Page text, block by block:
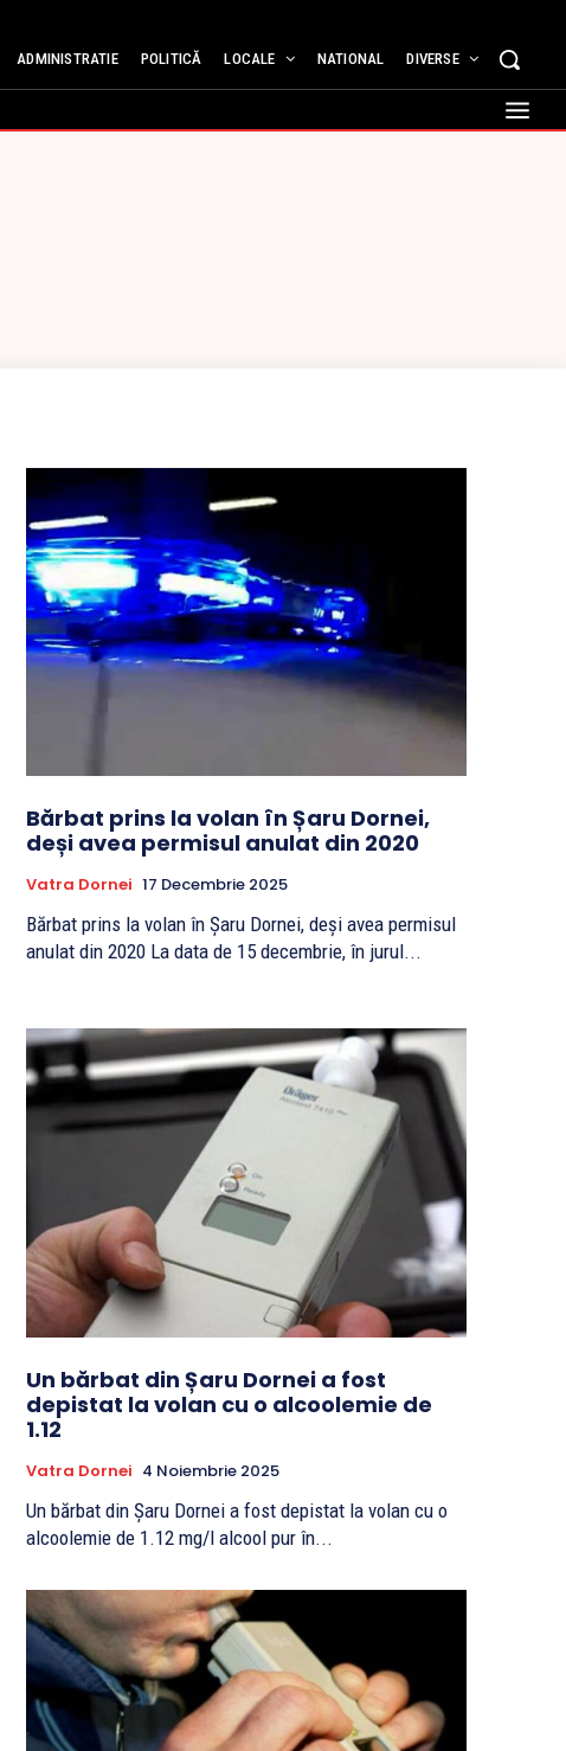
ADMINISTRATIE POLITICĂ LOCALE NATIONAL DIVERSE
Bărbat prins la volan în Șaru Dornei,
deși avea permisul anulat din 2020
Vatra Dornei 17 Decembrie 2025
Bărbat prins la volan în Șaru Dornei, deși avea permisul
anulat din 2020 La data de 15 decembrie, în jurul...
Un bărbat din Șaru Dornei a fost
depistat la volan cu o alcoolemie de
1.12
Vatra Dornei 4 Noiembrie 2025
Un bărbat din Șaru Dornei a fost depistat la volan cu o
alcoolemie de 1.12 mg/l alcool pur în...